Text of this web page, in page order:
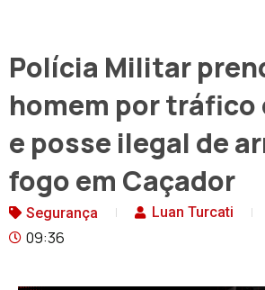
Polícia Militar
homem por tráfico
e posse ilegal de
fogo em Caçador
Segurança Luan Turcati
09:36